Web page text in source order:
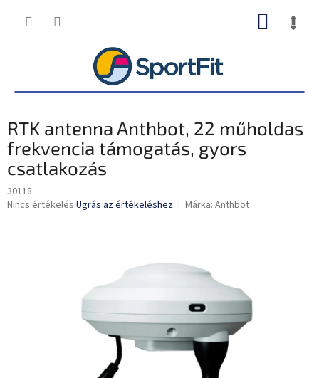
KOSÁR
RTK antenna Anthbot, 22 műholdas
frekvencia támogatás, gyors
csatlakozás
30118
A
Nincs értékelés Ugrás az értékeléshez Márka: Anthbot